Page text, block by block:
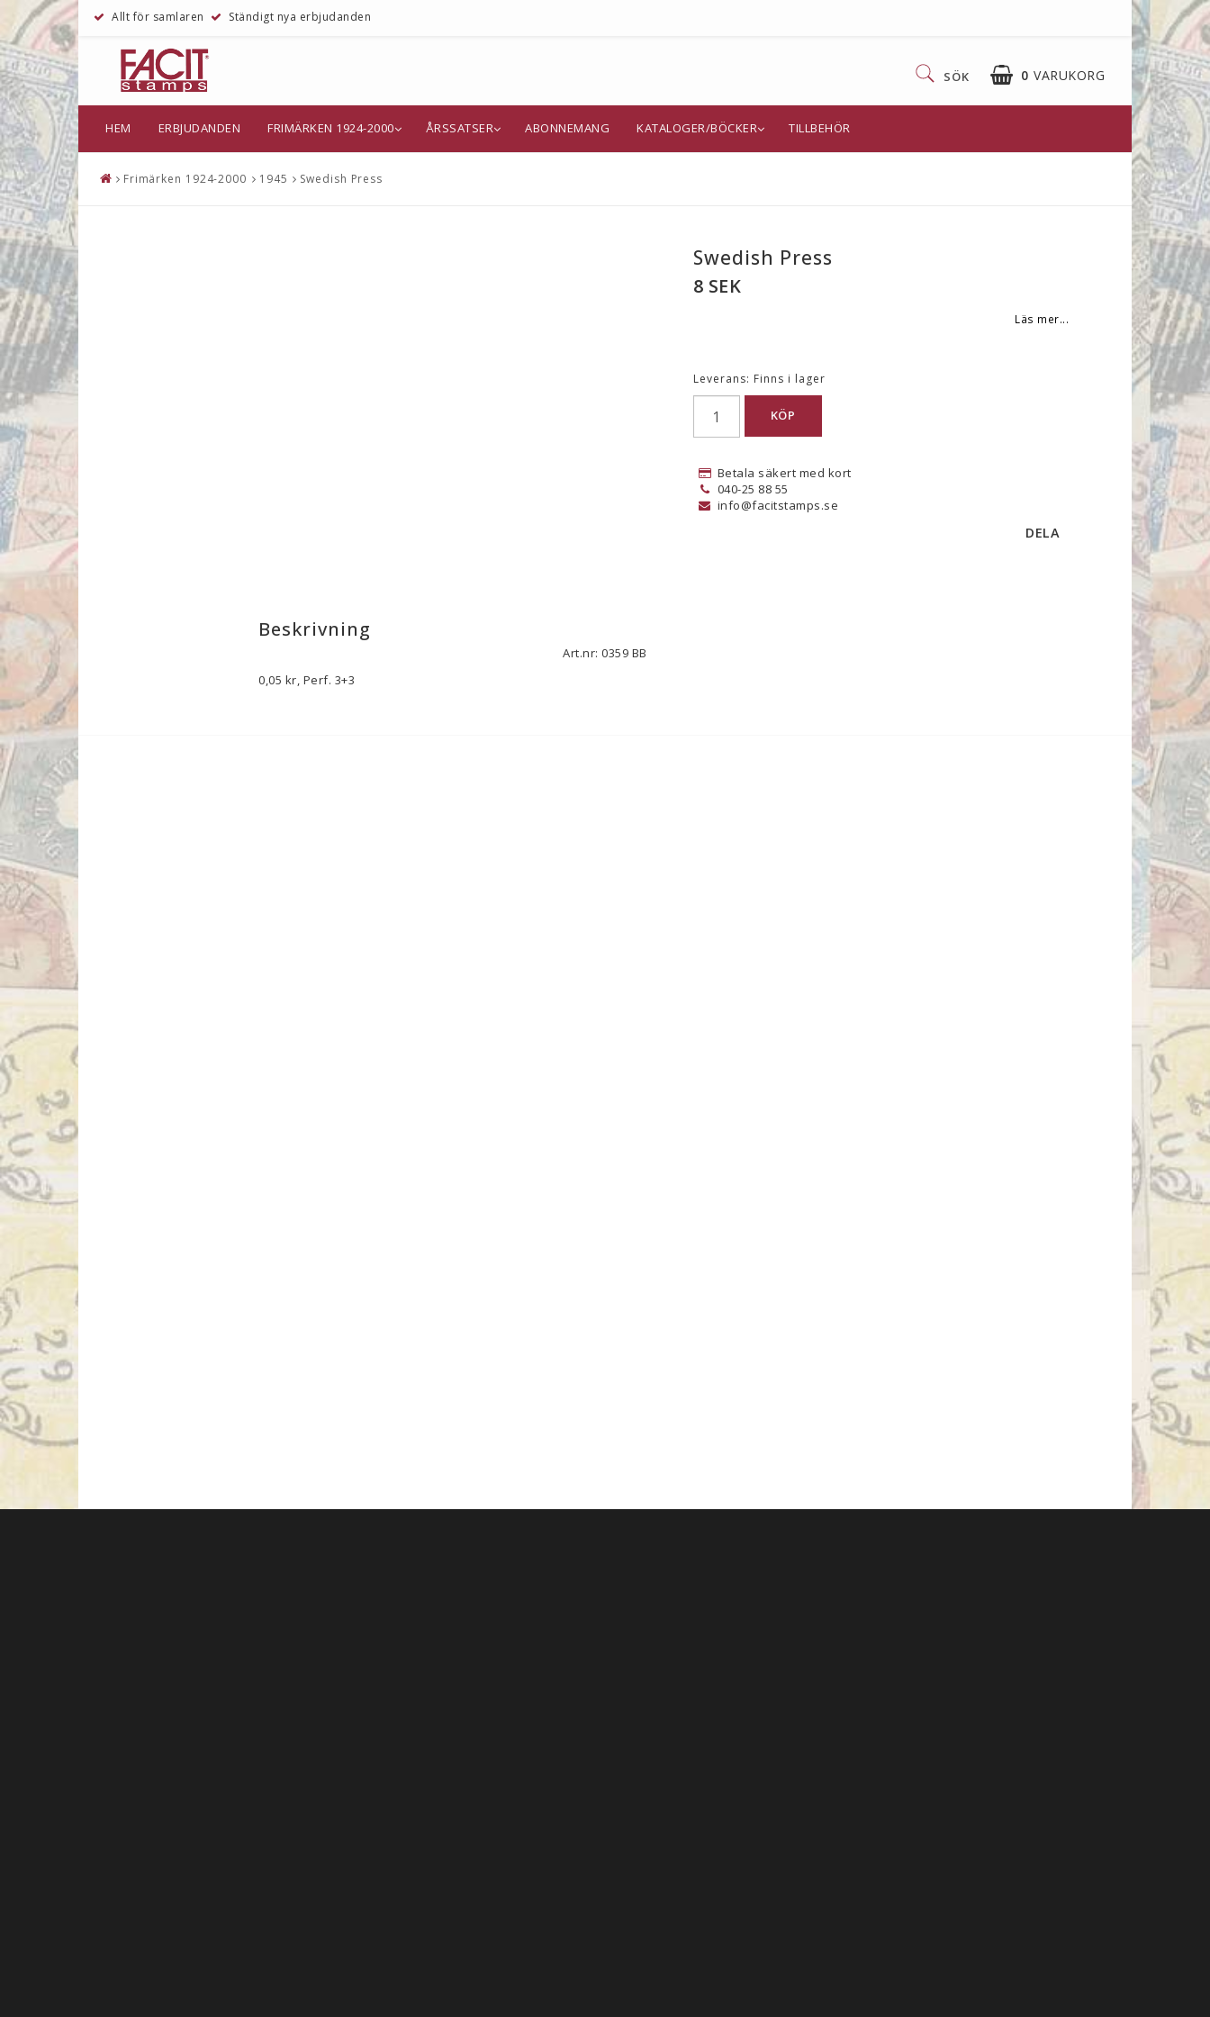
Allt för samlaren Ständigt nya erbjudanden
0 VARUKORG
SÖK
HEM ERBJUDANDEN FRIMÄRKEN 1924-2000 ÅRSSATSER ABONNEMANG KATALOGER/BÖCKER TILLBEHÖR
Frimärken 1924-2000 1945 Swedish Press
Swedish Press
8 SEK
Läs mer...
Leverans: Finns i lager
KÖP
Betala säkert med kort
040-25 88 55
info@facitstamps.se
DELA
Beskrivning
Art.nr: 0359 BB
0,05 kr, Perf. 3+3